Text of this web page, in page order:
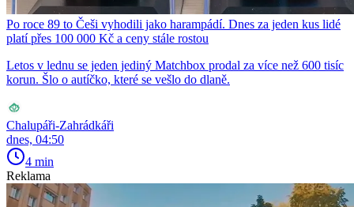
Po roce 89 to Češi vyhodili jako harampádí. Dnes za jeden kus lidé
platí přes 100 000 Kč a ceny stále rostou
Letos v lednu se jeden jediný Matchbox prodal za více než 600 tisíc
korun. Šlo o autíčko, které se vešlo do dlaně.
Chalupáři-Zahrádkáři
dnes, 04:50
4 min
Reklama